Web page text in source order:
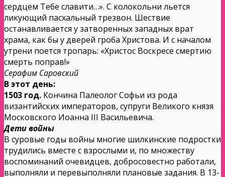
сердцем Тебе славити…». С колокольни льется
ликующий пасхальный трезвон. Шествие
останавливается у затворенных западных врат
храма, как бы у дверей гроба Христова. И с началом
утрени поется тропарь: «Христос Воскресе смертию
смерть поправ!»
Серафим Саровский
В этот день:
1503 год. Кончина Палеолог Софьи из рода
византийских императоров, супруги Великого князя
Московского Иоанна III Васильевича.
Дети войны
В суровые годы войны многие шилкинские подростки
трудились вместе с взрослыми и, по множеству
воспоминаний очевидцев, добросовестно работали,
выполняли и перевыполняли плановые задания. В 13-